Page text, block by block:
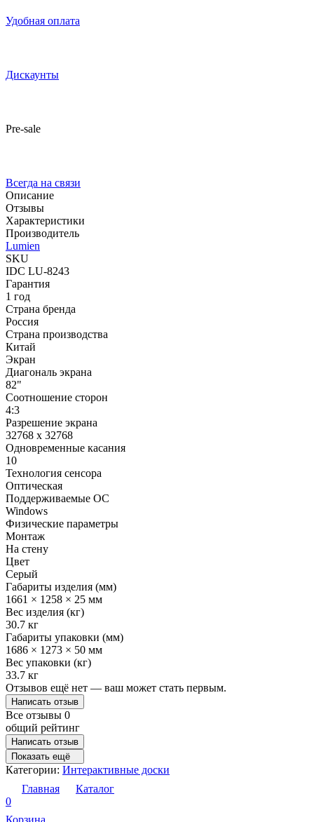
Удобная оплата
Дискаунты
Pre-sale
Всегда на связи
Описание
Отзывы
Характеристики
Производитель
Lumien
SKU
IDC LU-8243
Гарантия
1 год
Страна бренда
Россия
Страна производства
Китай
Экран
Диагональ экрана
82"
Соотношение сторон
4:3
Разрешение экрана
32768 x 32768
Одновременные касания
10
Технология сенсора
Оптическая
Поддерживаемые ОС
Windows
Физические параметры
Монтаж
На стену
Цвет
Серый
Габариты изделия (мм)
1661 × 1258 × 25 мм
Вес изделия (кг)
30.7 кг
Габариты упаковки (мм)
1686 × 1273 × 50 мм
Вес упаковки (кг)
33.7 кг
Отзывов ещё нет — ваш может стать первым.
Написать отзыв
Все отзывы 0
общий рейтинг
Написать отзыв
Показать ещё
Категории: Интерактивные доски
Главная
Каталог
0
Корзина